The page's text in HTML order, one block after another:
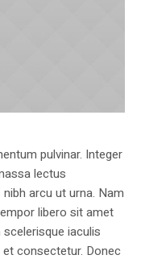
pulvinar. Integer
lectus
arcu ut urna. Nam
libero sit amet
iaculis
consectetur. Donec